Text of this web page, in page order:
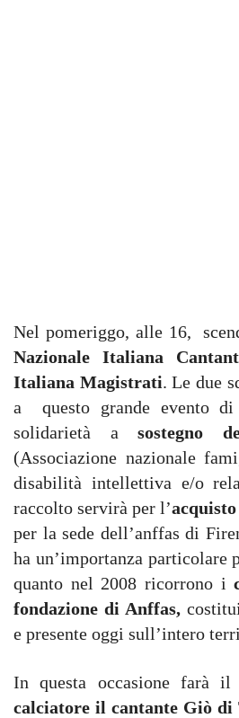
Nel pomeriggo, alle 16,
Nazionale Italiana
Italiana Magistrati. Le due
a questo grande evento di
solidarietà a sostegno
(Associazione nazionale
disabilità intellettiva e/o
raccolto servirà per l’
per la sede dell’anffas di
ha un’importanza particolare
quanto nel 2008 ricorrono i
fondazione di Anffas,
e presente oggi sull’intero
In questa occasione farà il
calciatore il cantante Giò di